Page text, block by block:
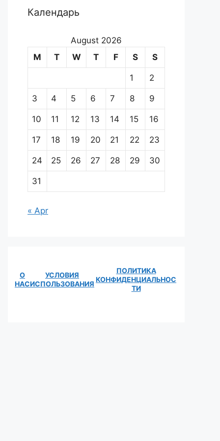
Календарь
August 2026
M
T W T F S S
1 2
3 4 5 6 7 8 9
10 11 12 13 14 15 16
17 18 19 20 21 22 23
24 25 26 27 28 29 30
31
« Apr
О
НАС
УСЛОВИЯ
ИСПОЛЬЗОВАНИЯ
ПОЛИТИКА
КОНФИДЕНЦИАЛЬНОС
ТИ